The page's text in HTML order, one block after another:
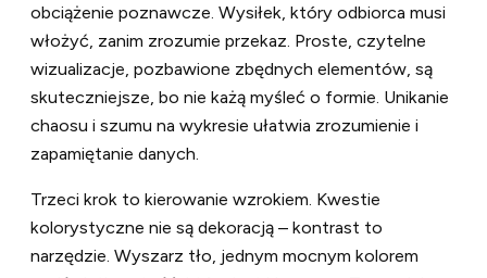
obciążenie poznawcze. Wysiłek, który odbiorca musi
włożyć, zanim zrozumie przekaz. Proste, czytelne
wizualizacje, pozbawione zbędnych elementów, są
skuteczniejsze, bo nie każą myśleć o formie. Unikanie
chaosu i szumu na wykresie ułatwia zrozumienie i
zapamiętanie danych.
Trzeci krok to kierowanie wzrokiem. Kwestie
kolorystyczne nie są dekoracją – kontrast to
narzędzie. Wyszarz tło, jednym mocnym kolorem